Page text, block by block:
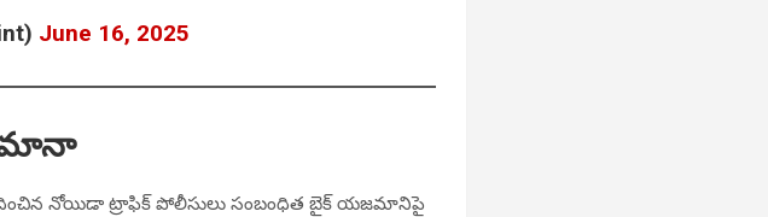
June 16, 2025
నోయిడా ట్రాఫిక్ పోలీసులు సంబంధిత బైక్ యజమానిపై